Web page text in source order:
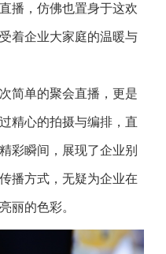
播，仿佛也置身于这欢
着企业大家庭的温暖与
简单的聚会直播，更是
精心的拍摄与编排，直
彩瞬间，展现了企业别
播方式，无疑为企业在
丽的色彩。